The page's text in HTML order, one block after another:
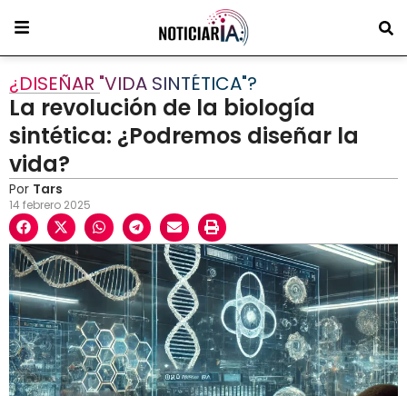
¿DISEÑAR "VIDA SINTÉTICA"?
La revolución de la biología
sintética: ¿Podremos diseñar la
vida?
Por Tars
14 febrero 2025